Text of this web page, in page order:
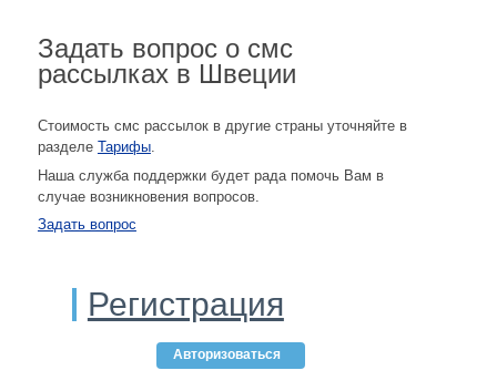
Задать вопрос о смс
рассылках в Швеции
Стоимость смс рассылок в другие страны уточняйте в
разделе Тарифы.
Наша служба поддержки будет рада помочь Вам в
случае возникновения вопросов.
Задать вопрос
Регистрация
Авторизоваться